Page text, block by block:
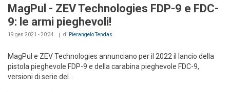
MagPul - ZEV Technologies FDP-9 e FDC-
9: le armi pieghevoli!
19 gen 2021 - 20:34 di Pierangelo Tendas
MagPul e ZEV Technologies annunciano per il 2022 il lancio della
pistola pieghevole FDP-9 e della carabina pieghevole FDC-9,
versioni di serie del...